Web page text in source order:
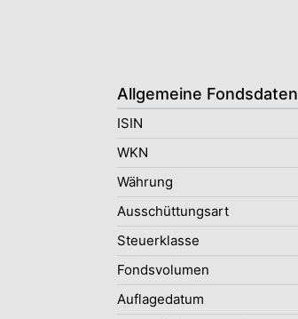
Allgemeine Fondsdaten
ISIN
WKN
Währung
Ausschüttungsart
Steuerklasse
Fondsvolumen
Auflagedatum